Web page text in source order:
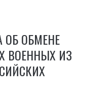
ОБ ОБМЕНЕ
ВОЕННЫХ ИЗ